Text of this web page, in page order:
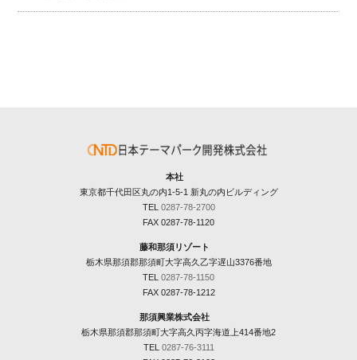
本社
東京都千代田区丸の内1-5-1 新丸の内ビルディング
TEL 0287-78-2700
FAX 0287-78-1120
藤和那須リゾート
栃木県那須郡那須町大字高久乙字遅山3376番地
TEL 0287-78-1150
FAX 0287-78-1212
那須興業株式会社
栃木県那須郡那須町大字高久丙字海道上414番地2
TEL 0287-76-3111